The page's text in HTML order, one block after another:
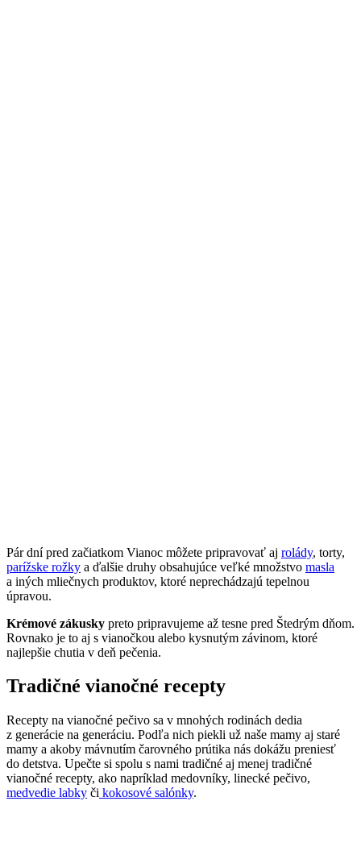
Pár dní pred začiatkom Vianoc môžete pripravovať aj rolády, torty,
parížske rožky a ďalšie druhy obsahujúce veľké množstvo masla
a iných mliečnych produktov, ktoré neprechádzajú tepelnou
úpravou.
Krémové zákusky preto pripravujeme až tesne pred Štedrým dňom.
Rovnako je to aj s vianočkou alebo kysnutým závinom, ktoré
najlepšie chutia v deň pečenia.
Tradičné vianočné recepty
Recepty na vianočné pečivo sa v mnohých rodinách dedia
z generácie na generáciu. Podľa nich piekli už naše mamy aj staré
mamy a akoby mávnutím čarovného prútika nás dokážu preniesť
do detstva. Upečte si spolu s nami tradičné aj menej tradičné
vianočné recepty, ako napríklad medovníky, linecké pečivo,
medvedie labky či kokosové salónky.